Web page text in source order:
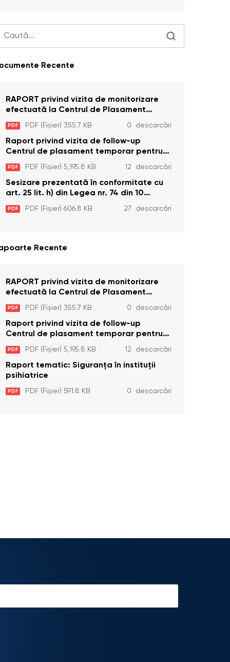
Recente
RAPORT privind vizita de monitorizare
efectuată la Centrul de Plasament
Temporar pentru Persoane cu
Dizabilități (Adulte) din s. Brînzeni, r.
Edineț, din data de 25 mai 2026
PDF PDF (Fișier) 355.7 KB 0 descarcări
Raport privind vizita de follow-up
Centrul de plasament temporar pentru
persoanele cu dizabilități (adulte)
Bădiceni, Soroca (11 iunie 2026)
PDF PDF (Fișier) 5,195.8 KB 12 descarcări
Sesizare prezentată în conformitate cu
art. 25 lit. h) din Legea nr. 74 din 10
aprilie 2025 cu privire la Curtea
Constituțională şi art. 26 din Legea cu
PDF PDF (Fișier) 606.8 KB 27 descarcări
Recente
RAPORT privind vizita de monitorizare
efectuată la Centrul de Plasament
Temporar pentru Persoane cu
Dizabilități (Adulte) din s. Brînzeni, r.
Edineț, din data de 25 mai 2026
PDF PDF (Fișier) 355.7 KB 0 descarcări
Raport privind vizita de follow-up
Centrul de plasament temporar pentru
persoanele cu dizabilități (adulte)
Bădiceni, Soroca (11 iunie 2026)
PDF PDF (Fișier) 5,195.8 KB 12 descarcări
Raport tematic: Siguranța în instituții
psihiatrice
PDF PDF (Fișier) 591.8 KB 0 descarcări